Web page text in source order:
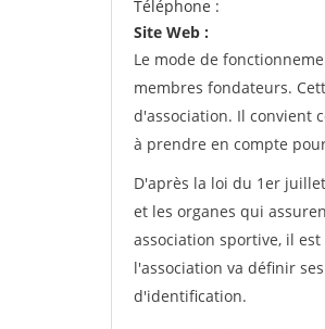
Téléphone :
Site Web :
Le mode de
membres fondateurs.
d'association. Il convient
à prendre en compte
D'après la loi du 1er
et les organes qui
association sportive, il
l'association va définir
d'identification.